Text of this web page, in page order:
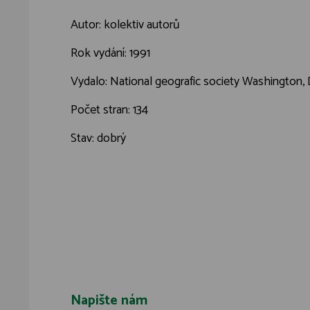
Autor: kolektiv autorů
Rok vydání: 1991
Vydalo: National geografic society Washington,
Počet stran: 134
Stav: dobrý
Napište nám